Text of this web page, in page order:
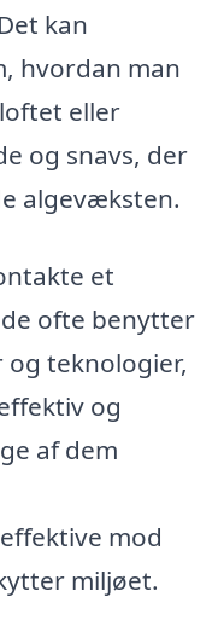
kan
hvordan man
eller
og snavs, der
algevæksten.
et
ofte benytter
og teknologier,
og
af dem
mod
miljøet.